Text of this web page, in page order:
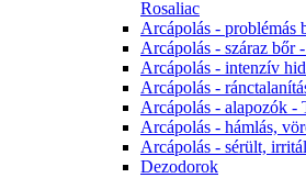
Rosaliac
Arcápolás - problémás
Arcápolás - száraz bőr
Arcápolás - intenzív
Arcápolás -
Arcápolás - alapozók -
Arcápolás - hámlás,
Arcápolás - sérült,
Dezodorok